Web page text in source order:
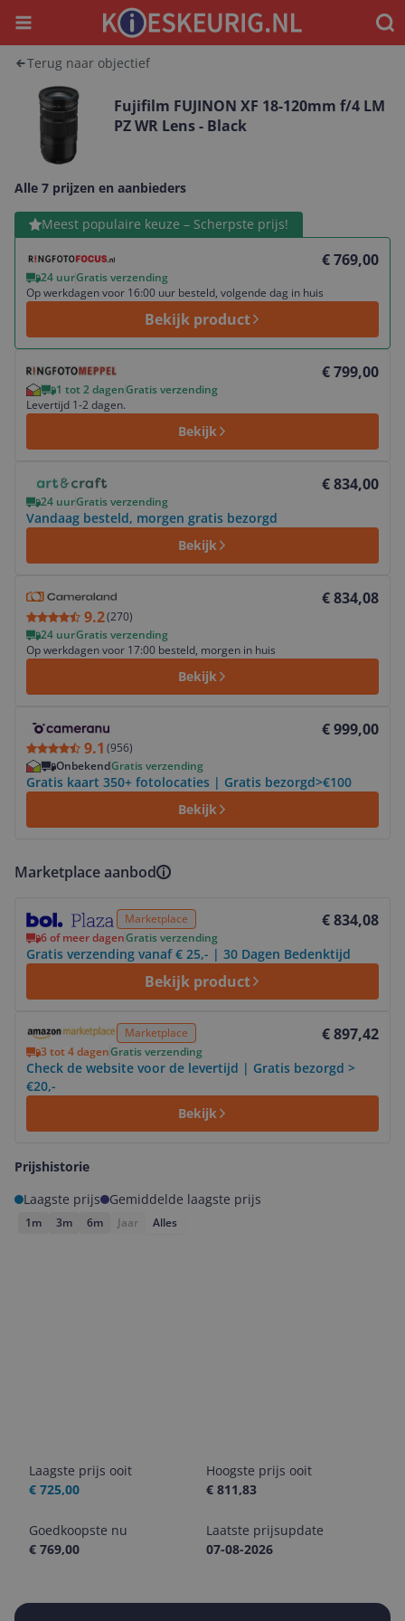
Menu
Terug naar objectief
Fujifilm FUJINON XF 18-120mm f/4 LM
PZ WR Lens - Black
Alle 7 prijzen en aanbieders
Meest populaire keuze – Scherpste prijs!
€ 769,00
24 uurGratis verzending
Op werkdagen voor 16:00 uur besteld, volgende dag in huis
Bekijk product
Bekijk product
€ 799,00
1 tot 2 dagenGratis verzending
Levertijd 1-2 dagen.
Bekijk
€ 834,00
24 uurGratis verzending
Vandaag besteld, morgen gratis bezorgd
Bekijk
9.2(270)
€ 834,08
24 uurGratis verzending
Op werkdagen voor 17:00 besteld, morgen in huis
Bekijk
9.1 (956)
€ 999,00
OnbekendGratis verzending
Gratis kaart 350+ fotolocaties | Gratis bezorgd>€100
Bekijk
Marketplace aanbod
Marketplace € 834,08
6 of meer dagenGratis verzending
Gratis verzending vanaf € 25,- | 30 Dagen Bedenktijd
Bekijk product
Marketplace € 897,42
3 tot 4 dagenGratis verzending
Check de website voor de levertijd | Gratis bezorgd >
€20,-
Bekijk
Prijshistorie
Laagste prijs
Gemiddelde laagste prijs
1m 3m 6m Jaar Alles
Laagste prijs ooit
€ 725,00
Hoogste prijs ooit
€ 811,83
Goedkoopste nu
€ 769,00
Laatste prijsupdate
07-08-2026